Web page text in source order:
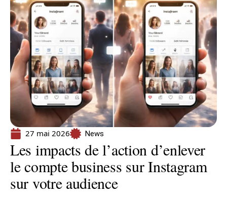
27 mai 2026 News
Les impacts de l’action d’enlever
le compte business sur Instagram
sur votre audience